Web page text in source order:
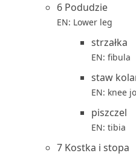
6 Podudzie
EN: Lower leg
strzałka
EN: fibula
staw
EN: knee
piszczel
EN: tibia
7 Kostka i stopa